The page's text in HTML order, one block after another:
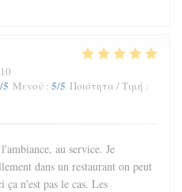
/5 Μενού : 5/5 Ποιότητα / Τιμή :
au service. Je
dans un restaurant on peut
ça n'est pas le cas. Les